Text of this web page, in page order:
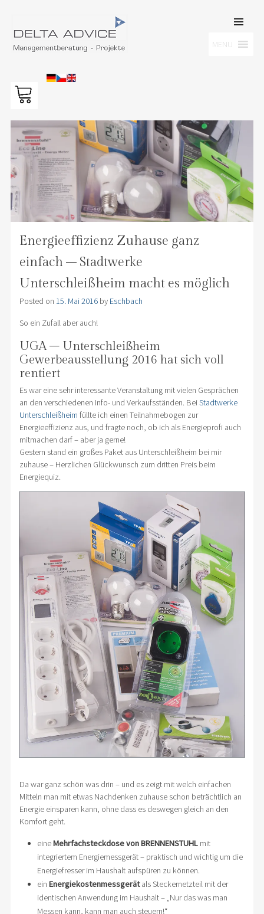
CONTENT
MENU
Energieeffizienz Zuhause ganz
einfach – Stadtwerke
Unterschleißheim macht es möglich
Posted on 15. Mai 2016by Eschbach
So ein Zufall aber auch!
UGA – Unterschleißheim
Gewerbeausstellung 2016 hat sich voll
rentiert
Es war eine sehr interessante Veranstaltung mit vielen Gesprächen
an den verschiedenen Info- und Verkaufsständen. Bei Stadtwerke
Unterschleißheim füllte ich einen Teilnahmebogen zur
Energieeffizienz aus, und fragte noch, ob ich als Energieprofi auch
mitmachen darf – aber ja gerne!
Gestern stand ein großes Paket aus Unterschleißheim bei mir
zuhause – Herzlichen Glückwunsch zum dritten Preis beim
Energiequiz.
Da war ganz schön was drin – und es zeigt mit welch einfachen
Mitteln man mit etwas Nachdenken zuhause schon beträchtlich an
Energie einsparen kann, ohne dass es deswegen gleich an den
Komfort geht.
eineMehrfachsteckdose von BRENNENSTUHLmit
integriertem Energiemessgerät – praktisch und wichtig um die
Energiefresser im Haushalt aufspüren zu können.
ein Energiekostenmessgerätals Steckernetzteil mit der
identischen Anwendung im Haushalt – „Nur das was man
Messen kann, kann man auch steuern!“